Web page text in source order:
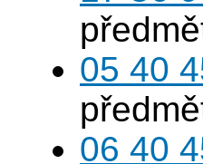
05 40
06 40